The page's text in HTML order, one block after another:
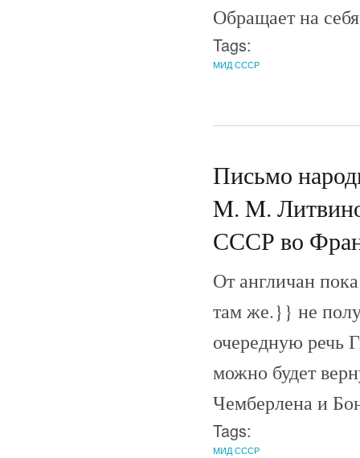
Обращает на
Tags:
МИД СССР
Письмо
M. M.
СССР во
От англичан
там же.}} не
очередную речь
можно будет
Чемберлена и
Tags:
МИД СССР